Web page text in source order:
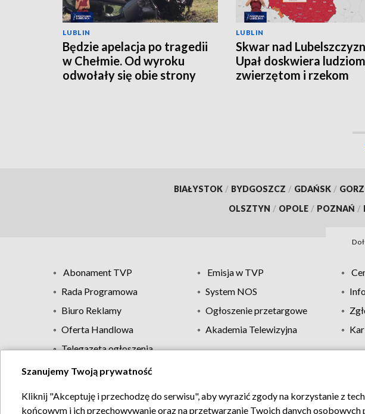
LUBLIN
Będzie apelacja po tragedii
w Chełmie. Od wyroku
odwołały się obie strony
LUBLIN
Skwar nad
Upał doskwiera
zwierzętom i rzekom
BIAŁYSTOK / BYDGOSZCZ / GDAŃSK /
OLSZTYN / OPOLE / POZNAŃ /
Abonament TVP Emisja w TVP
Rada Programowa
System NOS
Biuro Reklamy
Ogłoszenie przetargowe
Oferta Handlowa
Akademia Telewizyjna
Telegazeta ogłoszenia
Regulamin TVP Polityka prywatności
Szanujemy Twoją prywatność
Kliknij "Akceptuję i przechodzę do serwisu", aby wyrazić zgody na korzystanie z
końcowym i ich przechowywanie oraz na przetwarzanie Twoich danych